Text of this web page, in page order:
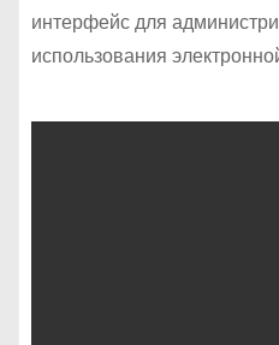
интерфейс для
использования